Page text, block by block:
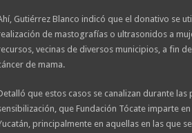
Gutiérrez Blanco indicó que el donativo se
de mastografías o ultrasonidos a
vecinas de diversos municipios, a fin
de mama.
que estos casos se canalizan durante las
que Fundación Tócate imparte
principalmente en aquellas en las que